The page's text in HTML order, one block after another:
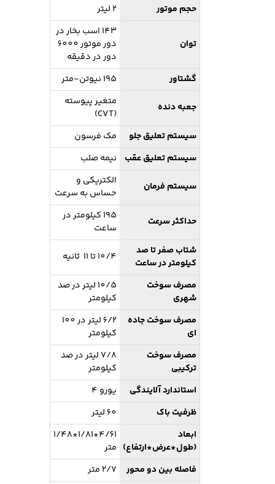
حجم موتور
2 لیتر
توان
143 اسب بخار در
دور موتور 6000
دور در دقیقه
گشتاور
195 نیوتن-متر
جعبه دنده
متغیر پیوسته
(CVT)
سیستم تعلیق جلو
مک فرسون
سیستم تعلیق عقب
نیمه صلب
سیستم فرمان
الکتریکی و
حساس به سرعت
حداکثر سرعت
195 کیلومتر در
ساعت
شتاب صفر تا صد
کیلومتر در ساعت
10/4 تا 11 ثانیه
مصرف سوخت
شهری
10/5 لیتر در صد
کیلومتر
مصرف سوخت جاده
ای
6/2 لیتر در 100
کیلومتر
مصرف سوخت
ترکیبی
7/8 لیتر در صد
کیلومتر
استاندارد آلایندگی
یورو 4
ظرفیت باک
60 لیتر
ابعاد
(طول*عرض*ارتفاع)
4/61*1/81*1/48
متر
فاصله بین دو محور
2/7 متر